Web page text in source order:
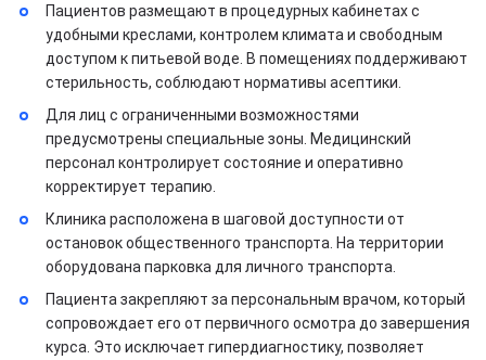
Пациентов размещают в процедурных кабинетах с
удобными креслами, контролем климата и свободным
доступом к питьевой воде. В помещениях поддерживают
стерильность, соблюдают нормативы асептики.
Для лиц с ограниченными возможностями
предусмотрены специальные зоны. Медицинский
персонал контролирует состояние и оперативно
корректирует терапию.
Клиника расположена в шаговой доступности от
остановок общественного транспорта. На территории
оборудована парковка для личного транспорта.
Пациента закрепляют за персональным врачом, который
сопровождает его от первичного осмотра до завершения
курса. Это исключает гипердиагностику, позволяет